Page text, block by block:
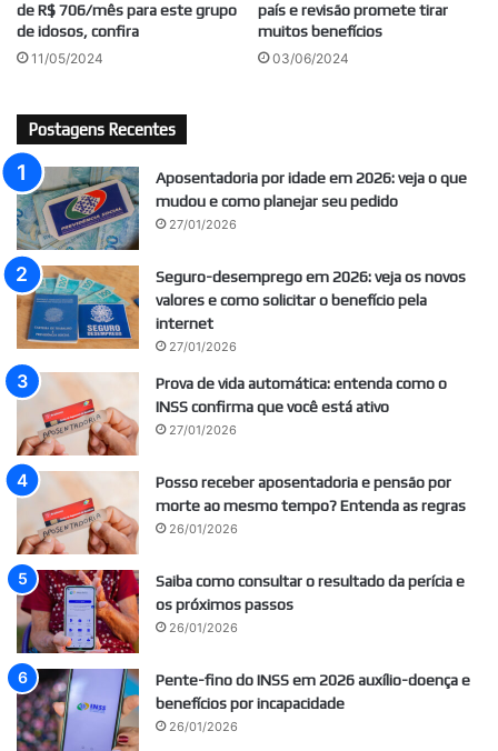
de R$ 706/mês para este grupo
de idosos, confira
11/05/2024
país e revisão promete tirar
muitos benefícios
03/06/2024
Postagens Recentes
Aposentadoria por idade em 2026: veja o que
mudou e como planejar seu pedido
27/01/2026
Seguro-desemprego em 2026: veja os novos
valores e como solicitar o benefício pela
internet
27/01/2026
Prova de vida automática: entenda como o
INSS confirma que você está ativo
27/01/2026
Posso receber aposentadoria e pensão por
morte ao mesmo tempo? Entenda as regras
26/01/2026
Saiba como consultar o resultado da perícia e
os próximos passos
26/01/2026
Pente-fino do INSS em 2026 auxílio-doença e
benefícios por incapacidade
26/01/2026